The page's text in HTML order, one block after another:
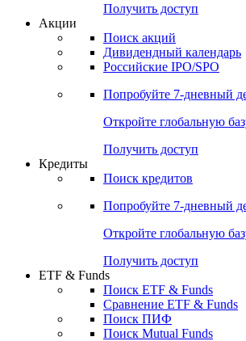
Получить доступ
Акции
Поиск акций
Дивидендный календарь
Российские IPO/SPO
Попробуйте 7-дневный
Откройте глобальную
Получить доступ
Кредиты
Поиск кредитов
Попробуйте 7-дневный
Откройте глобальную
Получить доступ
ETF & Funds
Поиск ETF & Funds
Сравнение ETF & Funds
Поиск ПИФ
Поиск Mutual Funds